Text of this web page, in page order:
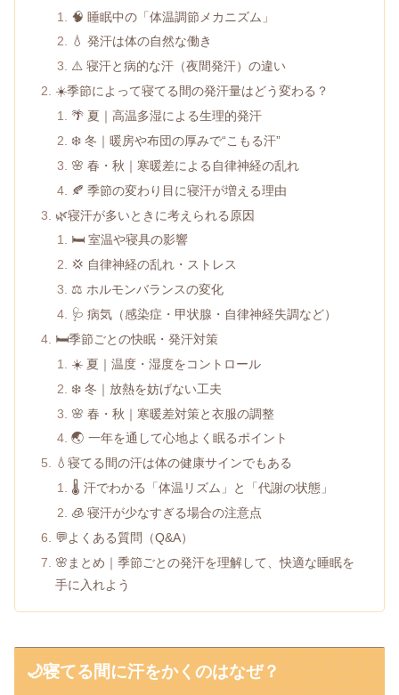
🧠 睡眠中の「体温調節メカニズム」
💧 発汗は体の自然な働き
⚠️ 寝汗と病的な汗（夜間発汗）の違い
☀️季節によって寝てる間の発汗量はどう変わる？
🌴 夏｜高温多湿による生理的発汗
❄️ 冬｜暖房や布団の厚みで“こもる汗”
🌸 春・秋｜寒暖差による自律神経の乱れ
🍂 季節の変わり目に寝汗が増える理由
🌿寝汗が多いときに考えられる原因
🛏️ 室温や寝具の影響
💢 自律神経の乱れ・ストレス
⚖️ ホルモンバランスの変化
🩺 病気（感染症・甲状腺・自律神経失調など）
🛏️季節ごとの快眠・発汗対策
☀️ 夏｜温度・湿度をコントロール
❄️ 冬｜放熱を妨げない工夫
🌸 春・秋｜寒暖差対策と衣服の調整
🌏 一年を通して心地よく眠るポイント
💧寝てる間の汗は体の健康サインでもある
🌡️ 汗でわかる「体温リズム」と「代謝の状態」
🧊 寝汗が少なすぎる場合の注意点
💬よくある質問（Q&A）
🌸まとめ｜季節ごとの発汗を理解して、快適な睡眠を
手に入れよう
🌙寝てる間に汗をかくのはなぜ？